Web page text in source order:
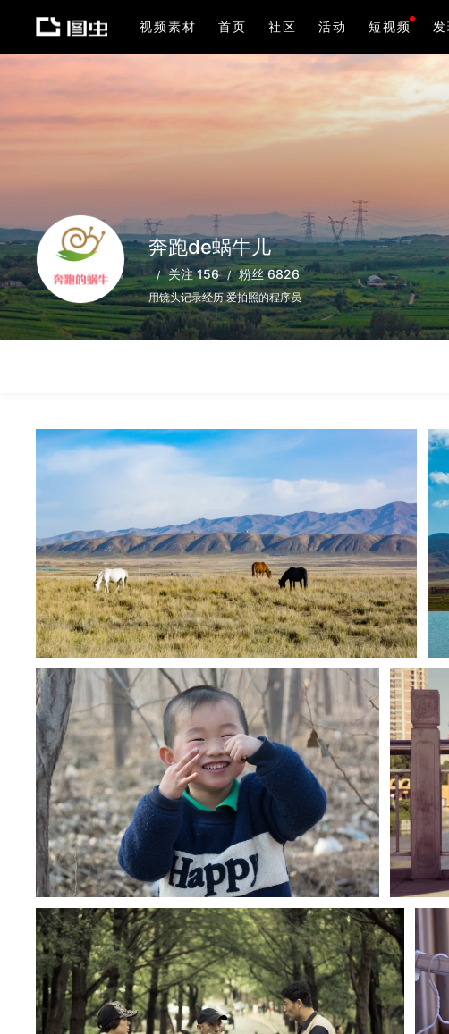
视频素材 首页 社区 活动 短视频
奔跑de蜗牛儿
关注 156 粉丝 6826
用镜头记录经历,爱拍照的程序员